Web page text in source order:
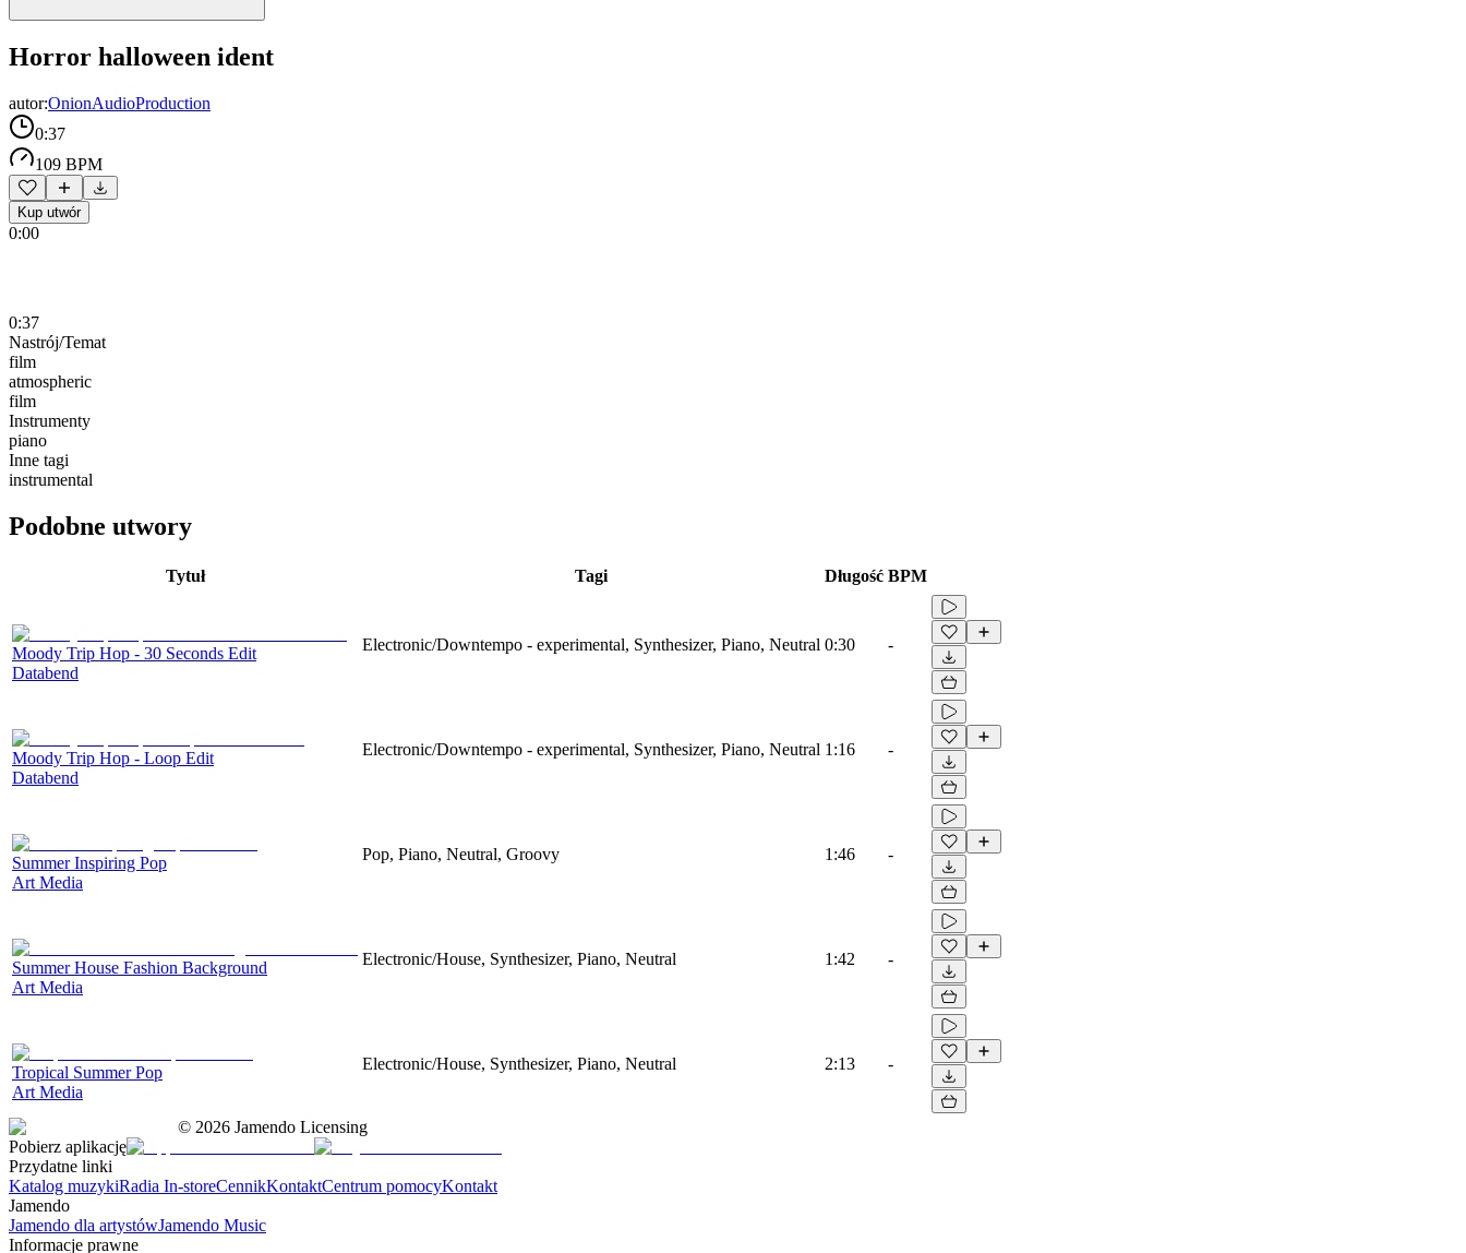
Horror halloween ident
autor:OnionAudioProduction
0:37
109 BPM
Kup utwór
0:00
0:37
Nastrój/Temat
film
atmospheric
film
Instrumenty
piano
Inne tagi
instrumental
Podobne utwory
Tytuł Tagi Długość BPM
Moody Trip Hop - 30 Seconds Edit
Databend
Electronic/Downtempo - experimental, Synthesizer, Piano, Neutral 0:30 -
Moody Trip Hop - Loop Edit
Databend
Electronic/Downtempo - experimental, Synthesizer, Piano, Neutral 1:16 -
Summer Inspiring Pop
Art Media
Pop, Piano, Neutral, Groovy 1:46 -
Summer House Fashion Background
Art Media
Electronic/House, Synthesizer, Piano, Neutral 1:42 -
Tropical Summer Pop
Art Media
Electronic/House, Synthesizer, Piano, Neutral 2:13 -
© 2026 Jamendo Licensing
Pobierz aplikację
Przydatne linki
Katalog muzykiRadia In-storeCennikKontaktCentrum pomocyKontakt
Jamendo
Jamendo dla artystówJamendo Music
Informacje prawne